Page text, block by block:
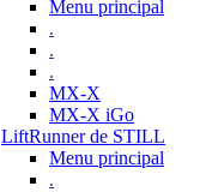
Menu principal
.
.
.
MX-X
MX-X iGo
LiftRunner de STILL
Menu principal
.